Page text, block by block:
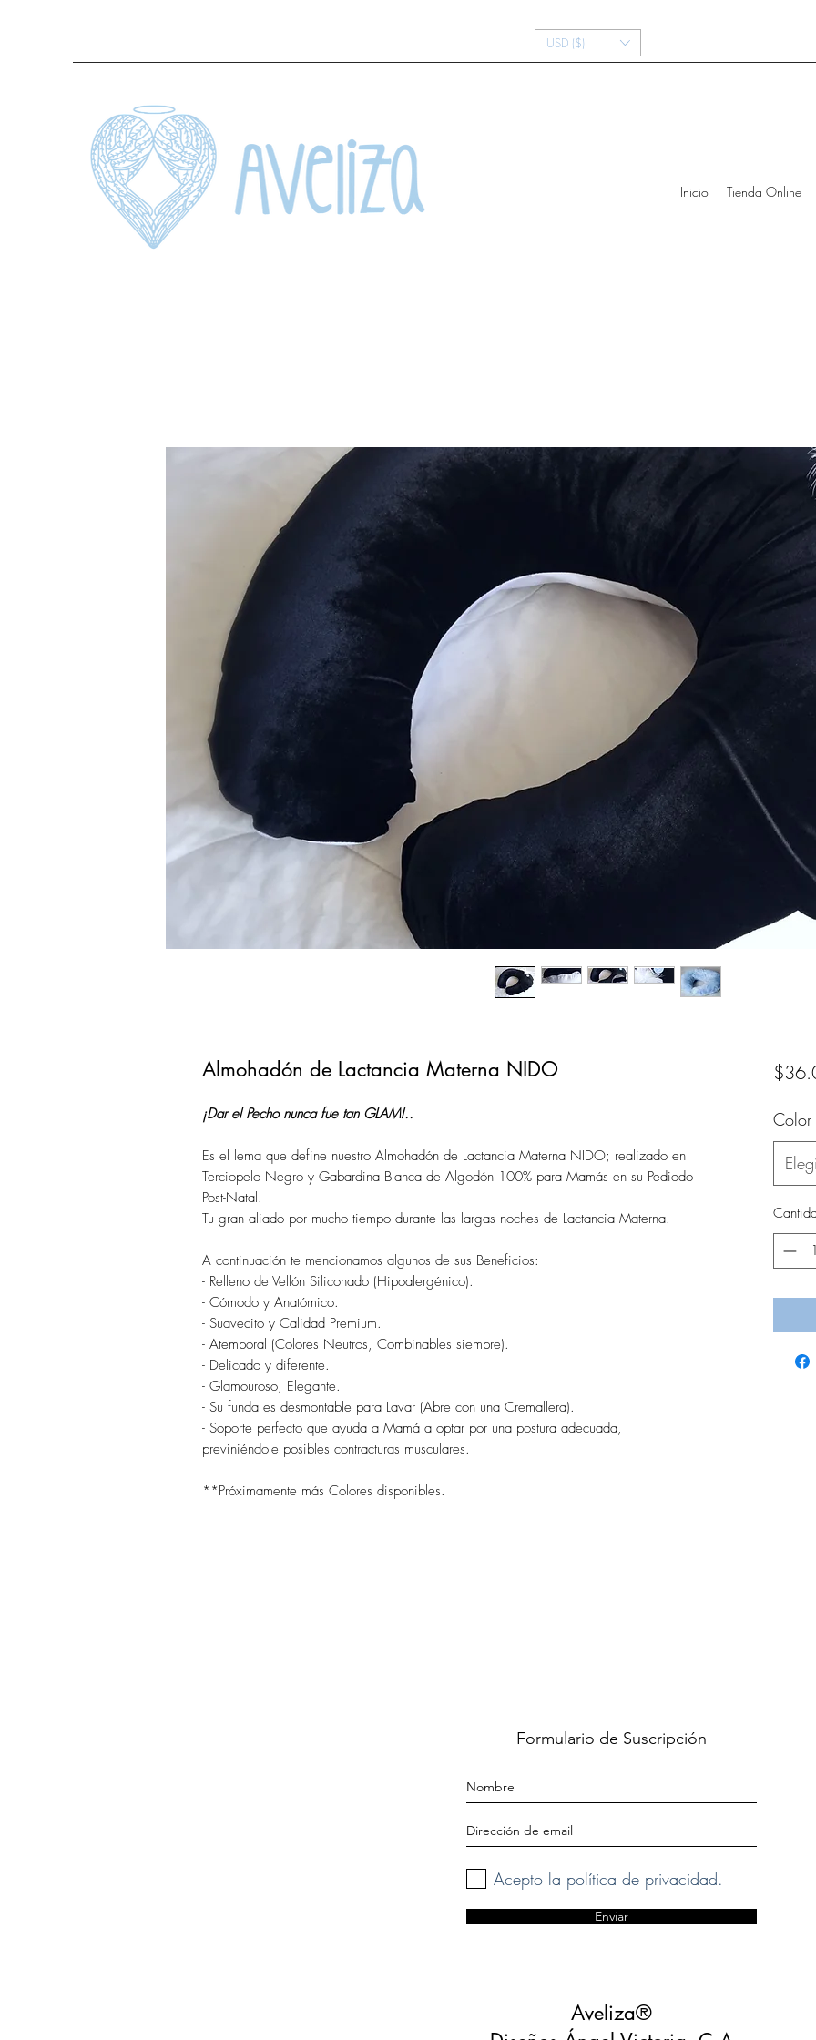
USD ($)
Inicio Tienda Online
Almohadón de Lactancia Materna NIDO
¡Dar el Pecho nunca fue tan GLAM!..
Es el lema que define nuestro Almohadón de Lactancia Materna NIDO; realizado en
Terciopelo Negro y Gabardina Blanca de Algodón 100% para Mamás en su Pediodo
Post-Natal.
Tu gran aliado por mucho tiempo durante las largas noches de Lactancia Materna.
A continuación te mencionamos algunos de sus Beneficios:
- Relleno de Vellón Siliconado (Hipoalergénico).
- Cómodo y Anatómico.
- Suavecito y Calidad Premium.
- Atemporal (Colores Neutros, Combinables siempre).
- Delicado y diferente.
- Glamouroso, Elegante.
- Su funda es desmontable para Lavar (Abre con una Cremallera).
- Soporte perfecto que ayuda a Mamá a optar por una postura adecuada,
previniéndole posibles contracturas musculares.
**Próximamente más Colores disponibles.
Color
Formulario de Suscripción
Acepto la política de privacidad.
Enviar
Aveliza®